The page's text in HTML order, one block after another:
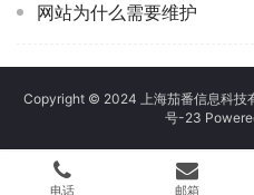
网站为什么需要维护
Copyright © 2024 上海茄番信息科技
号-23
电话 邮箱